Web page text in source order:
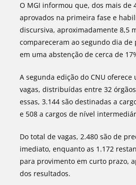
O MGI informou que, dos mais de
aprovados na primeira fase e
discursiva, aproximadamente 8,5
compareceram ao segundo dia
em uma abstenção de cerca de
A segunda edição do CNU oferece
vagas, distribuídas entre 32
essas, 3.144 são destinadas a
e 508 a cargos de nível
Do total de vagas, 2.480 são de
imediato, enquanto as 1.172
para provimento em curto prazo,
dos resultados.